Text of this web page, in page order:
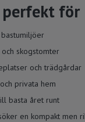
perfekt för
skogstomter
och trädgårdar
privata hem
basta året runt
en kompakt men